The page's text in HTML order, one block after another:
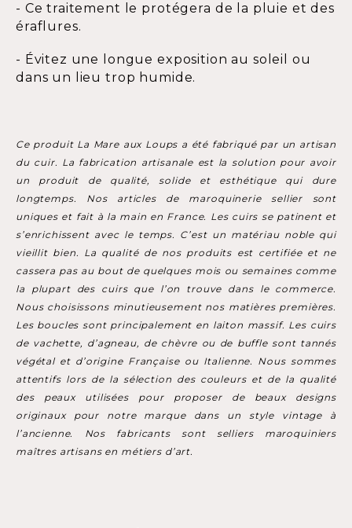
- Ce traitement le protégera de la pluie et des
éraflures.
- Évitez une longue exposition au soleil ou
dans un lieu trop humide.
Ce produit La Mare aux Loups a été fabriqué par un artisan
du cuir. La fabrication artisanale est la solution pour avoir
un produit de qualité, solide et esthétique qui dure
longtemps. Nos articles de maroquinerie sellier sont
uniques et fait à la main en France. Les cuirs se patinent et
s’enrichissent avec le temps. C’est un matériau noble qui
vieillit bien. La qualité de nos produits est certifiée et ne
cassera pas au bout de quelques mois ou semaines comme
la plupart des cuirs que l’on trouve dans le commerce.
Nous choisissons minutieusement nos matières premières.
Les boucles sont principalement en laiton massif. Les cuirs
de vachette, d’agneau, de chèvre ou de buffle sont tannés
végétal et d’origine Française ou Italienne. Nous sommes
attentifs lors de la sélection des couleurs et de la qualité
des peaux utilisées pour proposer de beaux designs
originaux pour notre marque dans un style vintage à
l’ancienne. Nos fabricants sont selliers maroquiniers
maîtres artisans en métiers d’art.